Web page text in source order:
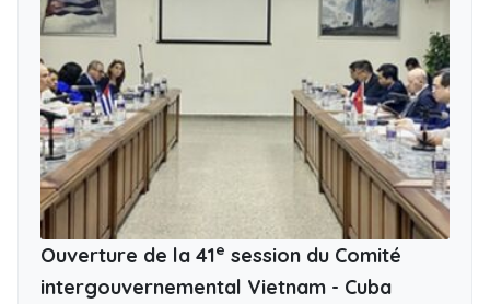
Ouverture de la 41e session du Comité
intergouvernemental Vietnam - Cuba